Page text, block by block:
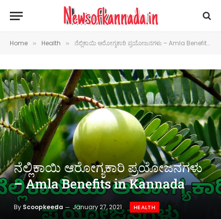
Home » Health » ನೆಲ್ಲಿಕಾಯಿ ಆರೋಗ್ಯಕಾರಿ ಪ್ರಯೋಜನಗಳು – Amla Benefits in Kannada
ನೆಲ್ಲಿಕಾಯಿ ಆರೋಗ್ಯಕಾರಿ ಪ್ರಯೋಜನಗಳು
– Amla Benefits in Kannada
By Scoopkeeda January 27, 2021 HEALTH